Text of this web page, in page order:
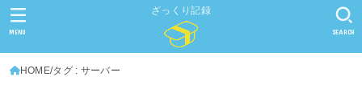
ざっくり記録
SEARCH
MENU
HOME タグ : サーバー